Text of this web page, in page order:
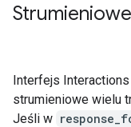
Interfejs Interactions
strumieniowe wielu
Jeśli w